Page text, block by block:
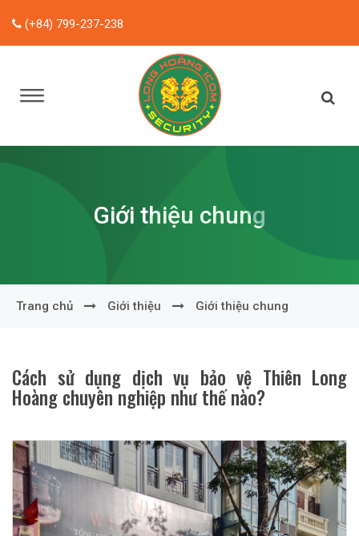
(+84) 799-237-238
Giới thiệu chung
Trang chủ Giới thiệu Giới thiệu chung
Cách sử dụng dịch vụ bảo vệ Thiên Long
Hoàng chuyên nghiệp như thế nào?